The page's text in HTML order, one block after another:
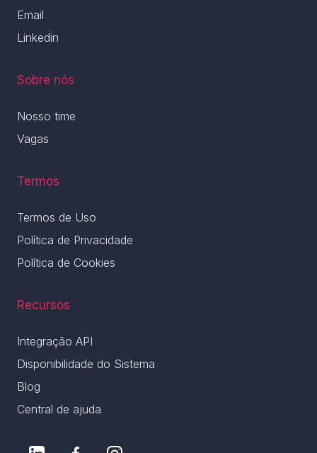
Email
Linkedin
Sobre nós
Nosso time
Vagas
Termos
Termos de Uso
Política de Privacidade
Política de Cookies
Recursos
Integração API
Disponibilidade do Sistema
Blog
Central de ajuda